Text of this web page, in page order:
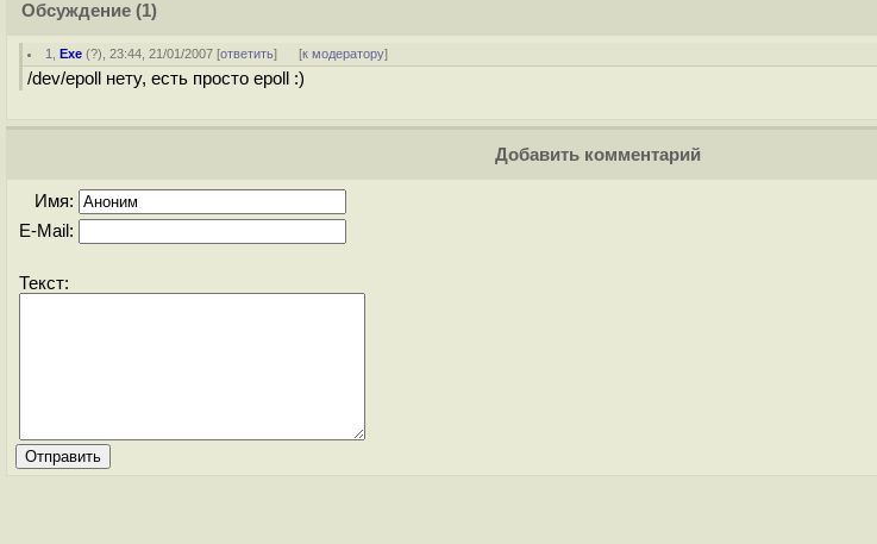
Обсуждение (1)
1 ,Exe (?), 23:44, 21/01/2007 [ответить] [к модератору]
/dev/epoll нету, есть просто epoll :)
Добавить комментарий
Имя:
E-Mail:
Текст: